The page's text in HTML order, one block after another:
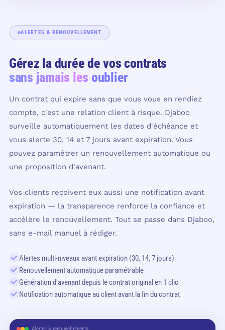
ALERTES & RENOUVELLEMENT
Gérez la durée de vos contrats
sans jamais les oublier
Un contrat qui expire sans que vous vous en rendiez
compte, c'est une relation client à risque. Djaboo
surveille automatiquement les dates d'échéance et
vous alerte 30, 14 et 7 jours avant expiration. Vous
pouvez paramétrer un renouvellement automatique ou
une proposition d'avenant.
Vos clients reçoivent eux aussi une notification avant
expiration — la transparence renforce la confiance et
accélère le renouvellement. Tout se passe dans Djaboo,
sans e-mail manuel à rédiger.
Alertes multi-niveaux avant expiration (30, 14, 7 jours)
Renouvellement automatique paramétrable
Génération d'avenant depuis le contrat original en 1 clic
Notification automatique au client avant la fin du contrat